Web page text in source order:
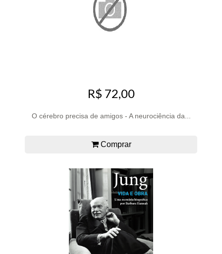
R$ 72,00
O cérebro precisa de amigos - A neurociência da...
Comprar